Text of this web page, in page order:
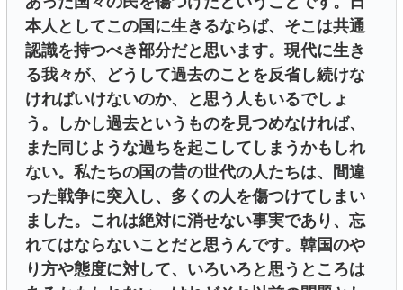
本人としてこの国に生きるならば、そこは共通
認識を持つべき部分だと思います。現代に生き
る我々が、どうして過去のことを反省し続けな
ければいけないのか、と思う人もいるでしょ
う。しかし過去というものを見つめなければ、
また同じような過ちを起こしてしまうかもしれ
ない。私たちの国の昔の世代の人たちは、間違
った戦争に突入し、多くの人を傷つけてしまい
ました。これは絶対に消せない事実であり、忘
れてはならないことだと思うんです。韓国のや
り方や態度に対して、いろいろと思うところは